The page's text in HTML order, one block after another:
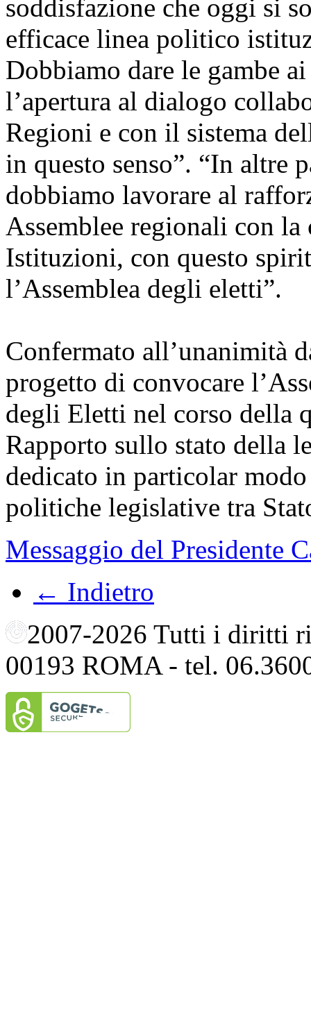
soddisfazione che oggi si
efficace linea politico
Dobbiamo dare le gambe
l’apertura al dialogo
Regioni e con il sistema
in questo senso”. “In altre
dobbiamo lavorare al
Assemblee regionali con
Istituzioni, con questo
l’Assemblea degli eletti”.
Confermato all’unanimità
progetto di convocare
degli Eletti nel corso della
Rapporto sullo stato della
dedicato in particolar
politiche legislative tra
Messaggio del Presidente
← Indietro
2007-2026 Tutti i diritti
00193 ROMA - tel.